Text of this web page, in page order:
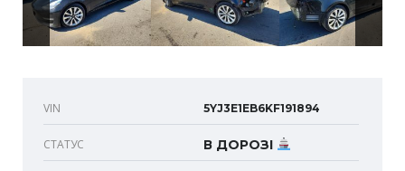
VIN 5YJ3E1EB6KF191894
СТАТУС В ДОРОЗІ